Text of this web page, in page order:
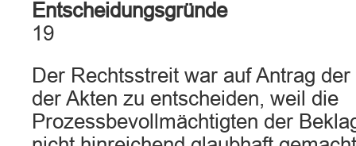
Entscheidungsgründe
19
Der Rechtsstreit war auf Antrag
der Akten zu entscheiden, weil die
Prozessbevollmächtigten der